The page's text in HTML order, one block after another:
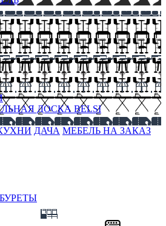
ДОСКА BELSI
ДАЧА МЕБЕЛЬ НА ЗАКАЗ